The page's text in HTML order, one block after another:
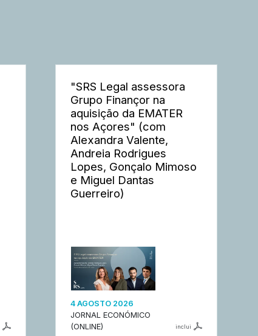
"SRS Legal assessora
Grupo Finançor na
aquisição da EMATER
nos Açores" (com
Alexandra Valente,
Andreia Rodrigues
Lopes, Gonçalo Mimoso
e Miguel Dantas
Guerreiro)
4 AGOSTO 2026
JORNAL ECONÓMICO
(ONLINE)
inclui